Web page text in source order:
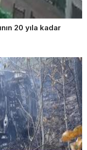
20 yıla kadar